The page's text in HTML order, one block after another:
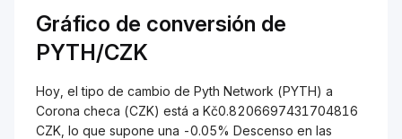
Gráfico de conversión de
PYTH/CZK
Hoy, el tipo de cambio de Pyth Network (PYTH) a
Corona checa (CZK) está a Kč0.8206697431704816
CZK, lo que supone una -0.05% Descenso en las